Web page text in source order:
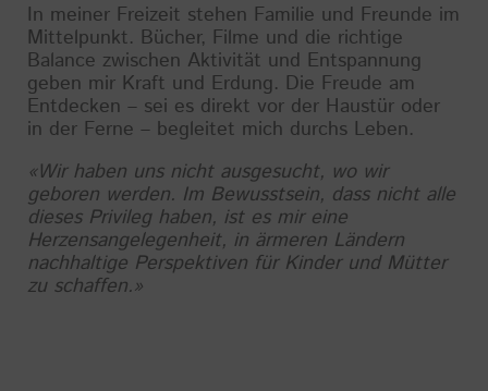
In meiner Freizeit stehen Familie und Freunde im
Mittelpunkt. Bücher, Filme und die richtige
Balance zwischen Aktivität und Entspannung
geben mir Kraft und Erdung. Die Freude am
Entdecken – sei es direkt vor der Haustür oder
in der Ferne – begleitet mich durchs Leben.
«Wir haben uns nicht ausgesucht, wo wir
geboren werden. Im Bewusstsein, dass nicht alle
dieses Privileg haben, ist es mir eine
Herzensangelegenheit, in ärmeren Ländern
nachhaltige Perspektiven für Kinder und Mütter
zu schaffen.»